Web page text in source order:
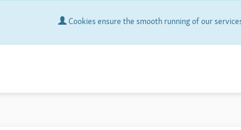
Cookies ensure the smooth running of our